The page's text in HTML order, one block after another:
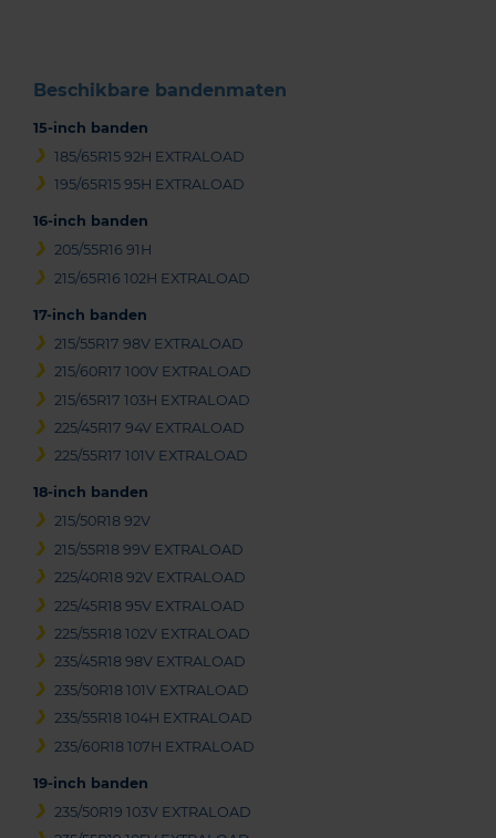
Beschikbare bandenmaten
15-inch banden
185/65R15 92H EXTRALOAD
195/65R15 95H EXTRALOAD
16-inch banden
205/55R16 91H
215/65R16 102H EXTRALOAD
17-inch banden
215/55R17 98V EXTRALOAD
215/60R17 100V EXTRALOAD
215/65R17 103H EXTRALOAD
225/45R17 94V EXTRALOAD
225/55R17 101V EXTRALOAD
18-inch banden
215/50R18 92V
215/55R18 99V EXTRALOAD
225/40R18 92V EXTRALOAD
225/45R18 95V EXTRALOAD
225/55R18 102V EXTRALOAD
235/45R18 98V EXTRALOAD
235/50R18 101V EXTRALOAD
235/55R18 104H EXTRALOAD
235/60R18 107H EXTRALOAD
19-inch banden
235/50R19 103V EXTRALOAD